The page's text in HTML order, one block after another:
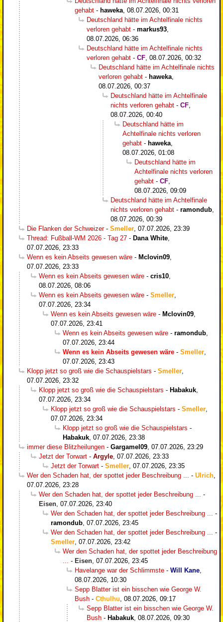
gehabt - haweka 08.07.2026, 00:31
Deutschland hätte im Achtelfinale nichts
verloren gehabt - markus93
08.07.2026, 06:36
Deutschland hätte im Achtelfinale nichts
verloren gehabt - CF 08.07.2026, 00:32
Deutschland hätte im Achtelfinale nichts
verloren gehabt - haweka
08.07.2026, 00:37
Deutschland hätte im Achtelfinale
nichts verloren gehabt - CF
08.07.2026, 00:40
Deutschland hätte im
Achtelfinale nichts verloren
gehabt - haweka
08.07.2026, 01:08
Deutschland hätte im
Achtelfinale nichts verloren
gehabt - CF
08.07.2026, 09:09
Deutschland hätte im Achtelfinale
nichts verloren gehabt - ramondub
08.07.2026, 00:39
Die Flanken der Schweizer- Smeller 07.07.2026, 23:39
Thread: Fußball-WM 2026 - Tag 27 - Dana White
07.07.2026, 23:33
Wenn es kein Abseits gewesen wäre - Mclovin09
07.07.2026, 23:33
Wenn es kein Abseits gewesen wäre - cris10
08.07.2026, 08:06
Wenn es kein Abseits gewesen wäre - Smeller
07.07.2026, 23:34
Wenn es kein Abseits gewesen wäre - Mclovin09
07.07.2026, 23:41
Wenn es kein Abseits gewesen wäre - ramondub
07.07.2026, 23:44
Wenn es kein Abseits gewesen wäre - Smeller
07.07.2026, 23:43
Klopp jetzt so groß wie die Schauspielstars - Smeller
07.07.2026, 23:32
Klopp jetzt so groß wie die Schauspielstars - Habakuk
07.07.2026, 23:34
Klopp jetzt so groß wie die Schauspielstars - Smeller
07.07.2026, 23:34
Klopp jetzt so groß wie die Schauspielstars -
Habakuk 07.07.2026, 23:38
immer diese Blitzheilungen - Gargamel09 07.07.2026, 23:29
Jetzt der Torwart - Argyle 07.07.2026, 23:33
Jetzt der Torwart - Smeller 07.07.2026, 23:35
Wer den Schaden hat, der spottet jeder Beschreibung ...
- Ulrich
07.07.2026, 23:28
Wer den Schaden hat, der spottet jeder Beschreibung ...
-
Eisen 07.07.2026, 23:40
Wer den Schaden hat, der spottet jeder Beschreibung ...
-
ramondub 07.07.2026, 23:45
Wer den Schaden hat, der spottet jeder Beschreibung ...
-
Smeller 07.07.2026, 23:42
Wer den Schaden hat, der spottet jeder Beschreibung
- Eisen 07.07.2026, 23:45
Havelange war der Schlimmste - Will Kane
08.07.2026, 10:30
Sepp Blatter ist ein bisschen wie George W.
Bush - Cthulhu 08.07.2026, 09:17
Sepp Blatter ist ein bisschen wie George W.
Bush - Habakuk 08.07.2026, 09:30